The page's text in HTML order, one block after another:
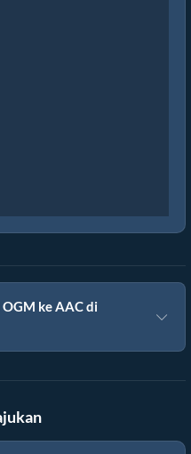
ke AAC di